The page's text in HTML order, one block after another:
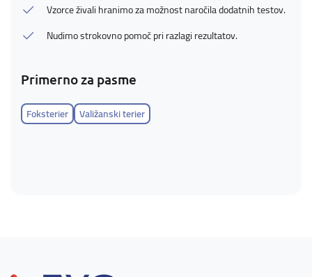
Vzorce živali hranimo za možnost naročila dodatnih testov.
Nudimo strokovno pomoč pri razlagi rezultatov.
Primerno za pasme
Foksterier Valižanski terier